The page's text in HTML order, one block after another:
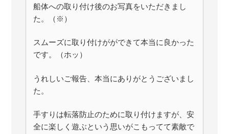
船体への取り付け後のお写真をいただきまし
た。（※）
スムーズに取り付けがができて本当に良かった
です。（ホッ）
うれしいご報告、本当にありがとうございまし
た。
手すりは転落防止のために取り付けますが、安
全に楽しく遊ぶという思いがこもってて素敵で